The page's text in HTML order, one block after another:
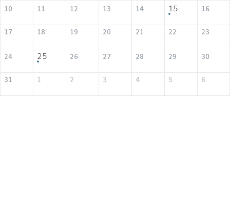
10 11 12 13 14 15 16
17 18 19 20 21 22 23
24 25 26 27 28 29 30
31 1 2 3 4 5 6